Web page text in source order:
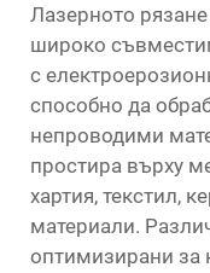
Лазерното
широко
с
способно да
непроводими
простира върху
хартия, текстил,
материали.
оптимизирани за